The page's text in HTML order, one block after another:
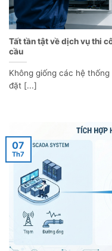
Tất tần tật về dịch vụ thi
cầu
Không giống các hệ
đặt [...]
07
Th7